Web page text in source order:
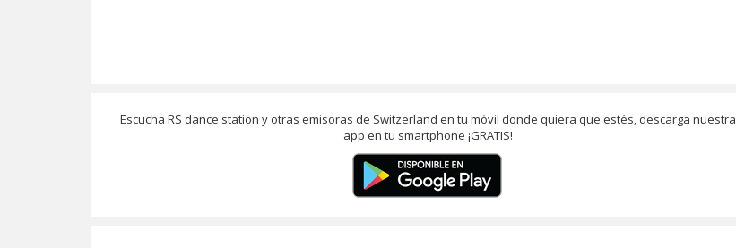
Escucha RS dance station y otras emisoras de Switzerland en tu móvil donde quiera que estés, descarga nuestra
app en tu smartphone ¡GRATIS!